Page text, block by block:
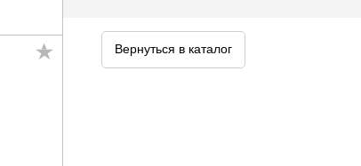
Вернуться в каталог